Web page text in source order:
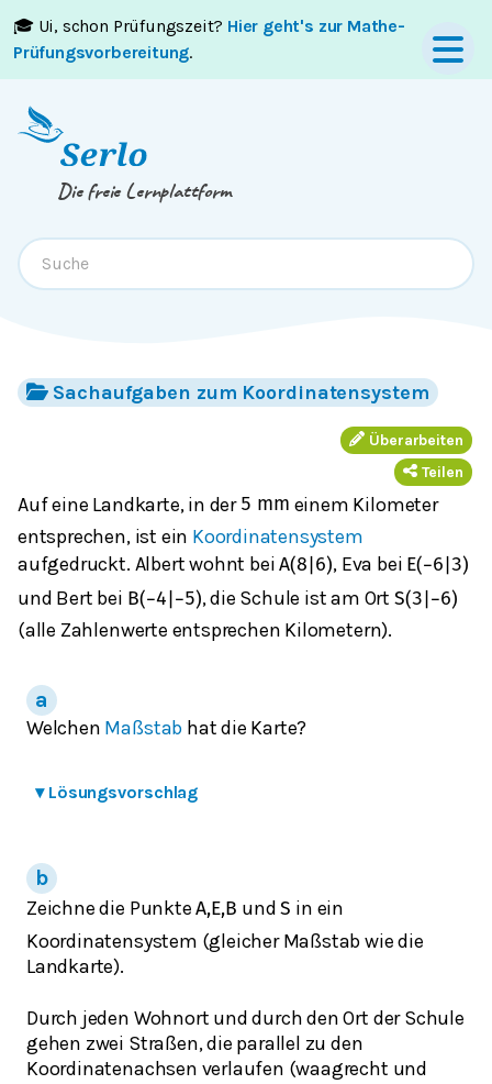
🎓 Ui, schon Prüfungszeit? Hier geht's zur Mathe-
Prüfungsvorbereitung.
Springe zumInhaltoderFooter
Die freie Lernplattform
Sachaufgaben zum Koordinatensystem
Überarbeiten
Teilen
Auf eine Landkarte, in der 5 mm einem Kilometer
entsprechen, ist ein Koordinatensystem
aufgedruckt. Albert wohnt beiA(8 6), Eva bei E(−6 |3)
und Bert bei B(−4 −5), die Schule ist am Ort S(3 −6)
(alle Zahlenwerte entsprechen Kilometern).
Welchen Maßstab hat die Karte?
▾ Lösungsvorschlag
Zeichne die PunkteA,E,B undS in ein
Koordinatensystem (gleicher Maßstab wie die
Landkarte).
Durch jeden Wohnort und durch den Ort der Schule
gehen zwei Straßen, die parallel zu den
Koordinatenachsen verlaufen (waagrecht und